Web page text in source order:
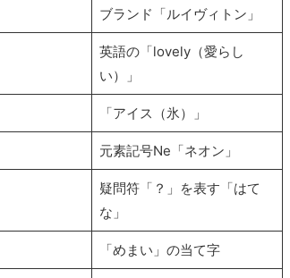
ブランド「ルイヴィトン」
英語の「lovely（愛らし
い）」
「アイス（氷）」
元素記号Ne「ネオン」
疑問符「？」を表す「はて
な」
「めまい」の当て字